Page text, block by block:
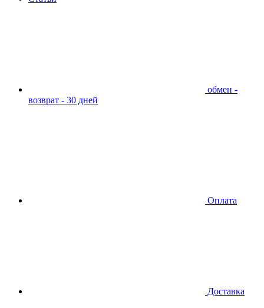
обмен -
возврат - 30 дней
Оплата
Доставка